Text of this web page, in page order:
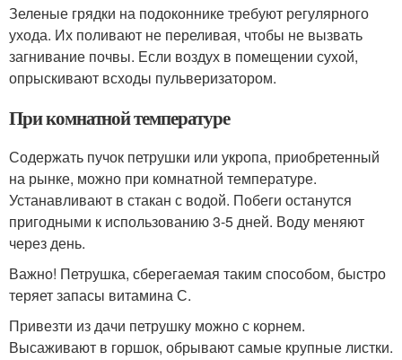
Зеленые грядки на подоконнике требуют регулярного
ухода. Их поливают не переливая, чтобы не вызвать
загнивание почвы. Если воздух в помещении сухой,
опрыскивают всходы пульверизатором.
При комнатной температуре
Содержать пучок петрушки или укропа, приобретенный
на рынке, можно при комнатной температуре.
Устанавливают в стакан с водой. Побеги останутся
пригодными к использованию 3-5 дней. Воду меняют
через день.
Важно! Петрушка, сберегаемая таким способом, быстро
теряет запасы витамина С.
Привезти из дачи петрушку можно с корнем.
Высаживают в горшок, обрывают самые крупные листки.